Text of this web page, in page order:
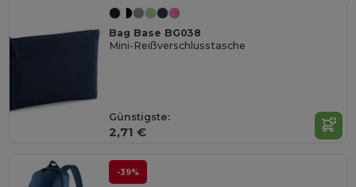
Bag Base BG038
Mini-Reißverschlusstasche
Günstigste:
2,71 €
-39%